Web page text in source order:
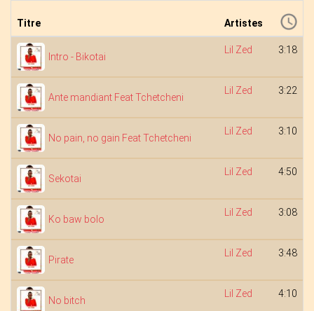
Titre Artistes
Intro - Bikotai
Lil Zed 3:18
Ante mandiant Feat Tchetcheni
Lil Zed 3:22
No pain, no gain Feat Tchetcheni
Lil Zed 3:10
Sekotai
Lil Zed 4:50
Ko baw bolo
Lil Zed 3:08
Pirate
Lil Zed 3:48
No bitch
Lil Zed 4:10